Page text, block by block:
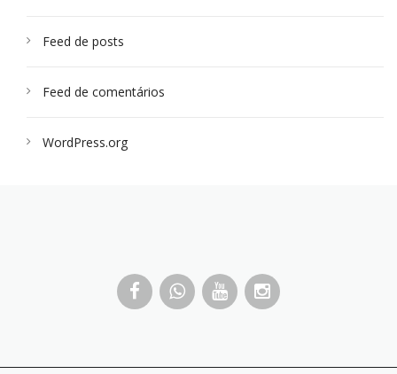
Feed de posts
Feed de comentários
WordPress.org